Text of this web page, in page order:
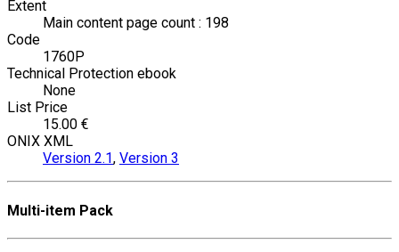
Extent
Main content page count : 198
Code
1760P
Technical Protection ebook
None
List Price
15.00 €
ONIX XML
Version 2.1, Version 3
Multi-item Pack